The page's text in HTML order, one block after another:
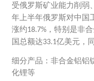
受俄罗斯矿业能力削弱
年上半年俄罗斯对中国
涨约18.7% ，特别是非
国总额达33.1亿美元，
细分产品：非合金铝铝
化锂等